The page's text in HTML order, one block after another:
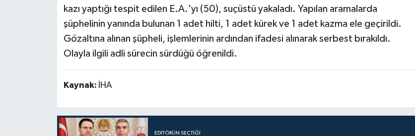
kazı yaptığı tespit edilen E.A.'yı (50), suçüstü yakaladı. Yapılan aramalarda
şüphelinin yanında bulunan 1 adet hilti, 1 adet kürek ve 1 adet kazma ele geçirildi.
Gözaltına alınan şüpheli, işlemlerinin ardından ifadesi alınarak serbest bırakıldı.
Olayla ilgili adli sürecin sürdüğü öğrenildi.
Kaynak: İHA
EDITÖRÜN SEÇTIĞI